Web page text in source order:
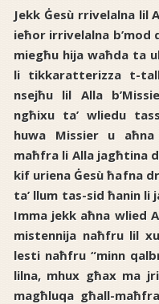
Jekk Ġesù rrivelalna lil
ieħor irrivelalna
miegħu hija waħda ta
li tikkaratterizza t-
nsejħu lil Alla
ngħixu ta’ wliedu
huwa Missier u
maħfra li Alla jagħtina
kif uriena Ġesù ħafna
ta’ llum tas-sid ħanin
Imma jekk aħna wlied
mistennija naħfru lil
lesti naħfru “minn
lilna, mhux għax ma
magħluqa għall-